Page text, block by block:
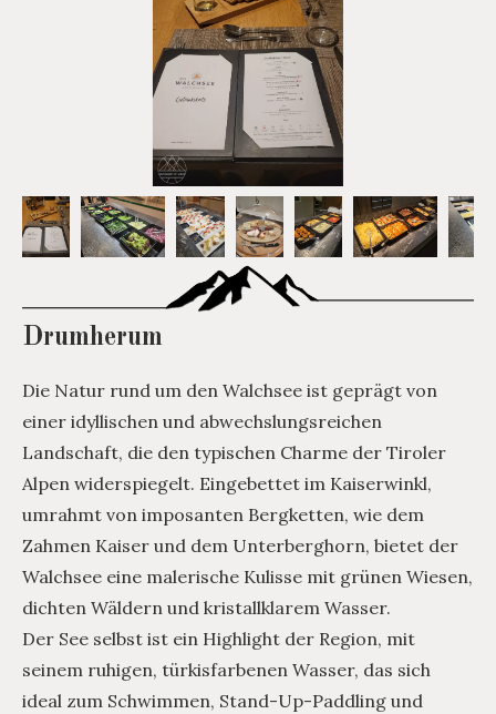
Drumherum
Die Natur rund um den Walchsee ist geprägt von
einer idyllischen und abwechslungsreichen
Landschaft, die den typischen Charme der Tiroler
Alpen widerspiegelt. Eingebettet im Kaiserwinkl,
umrahmt von imposanten Bergketten, wie dem
Zahmen Kaiser und dem Unterberghorn, bietet der
Walchsee eine malerische Kulisse mit grünen Wiesen,
dichten Wäldern und kristallklarem Wasser.
Der See selbst ist ein Highlight der Region, mit
seinem ruhigen, türkisfarbenen Wasser, das sich
ideal zum Schwimmen, Stand-Up-Paddling und